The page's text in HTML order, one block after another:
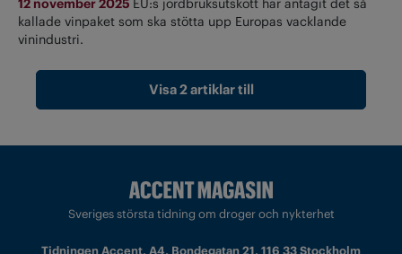
12 november 2025 EU:s jordbruksutskott har antagit det så
kallade vinpaket som ska stötta upp Europas vacklande
vinindustri.
Visa 2 artiklar till
Sveriges största tidning om droger och nykterhet